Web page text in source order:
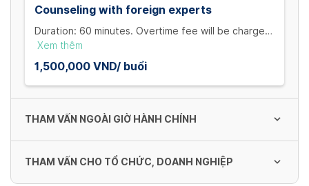
được tính từ thời điểm đặt hẹn.
Counseling with foreign experts
Duration: 60 minutes. Overtime fee will be charged
after 15 minutes at 25% of the consultation fee.
Note: In case of being late, canceling an
appointment without notice within an hour or
notifying later than the appointment time, the fee
Xem thêm
1,500,000 VND/ buổi
THAM VẤN NGOÀI GIỜ HÀNH CHÍNH
Tham vấn với nhà tham vấn Việt Nam
THAM VẤN CHO TỔ CHỨC, DOANH NGHIỆP